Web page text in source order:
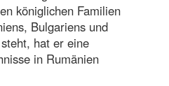
königlichen Familien
Bulgariens und
hat er eine
in Rumänien